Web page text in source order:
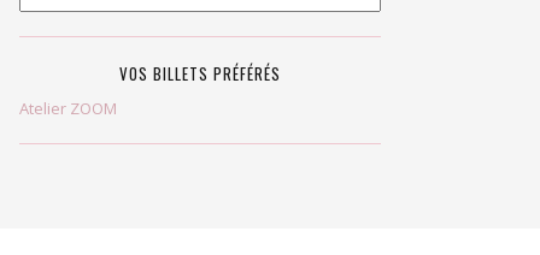
VOS BILLETS PRÉFÉRÉS
Atelier ZOOM